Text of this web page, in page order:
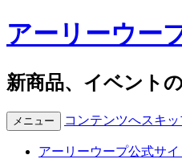
アーリーウー
新商品、イベント
メニュー コンテンツへスキッ
アーリーウープ公式サイ